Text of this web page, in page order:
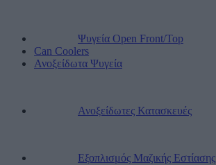
Ψυγεία Open Front/Top
Can Coolers
Ανοξείδωτα Ψυγεία
Ανοξείδωτες Κατασκευές
Εξοπλισμός Μαζικής Εστίασης